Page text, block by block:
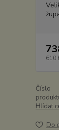
610
Číslo
Hlídat
Do